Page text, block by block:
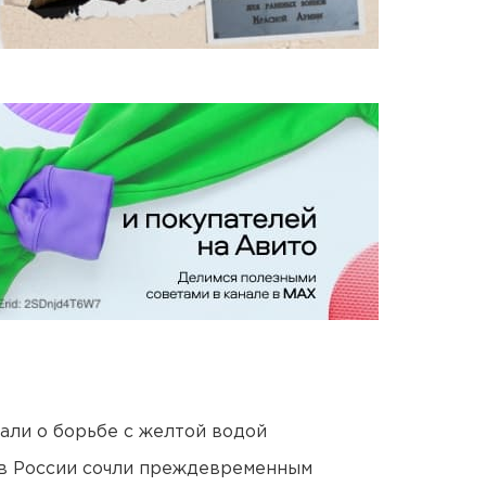
о борьбе с желтой водой
России сочли преждевременным